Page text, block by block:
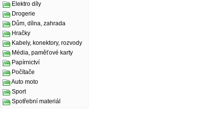
Elektro díly
Drogerie
Dům, dílna, zahrada
Hračky
Kabely, konektory, rozvody
Média, paměťové karty
Papírnictví
Počítače
Auto moto
Sport
Spotřební materiál